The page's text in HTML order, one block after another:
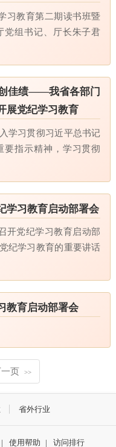
教育第二期读书班暨
党组书记、厅长朱子君
佳绩——我省各部门
展党纪学习教育
习贯彻习近平总书记
要指示精神，学习贯彻
学习教育启动部署会
党纪学习教育启动部
纪学习教育的重要讲话
教育启动部署会
页 >>
省外行业
| 使用帮助 | 访问排行